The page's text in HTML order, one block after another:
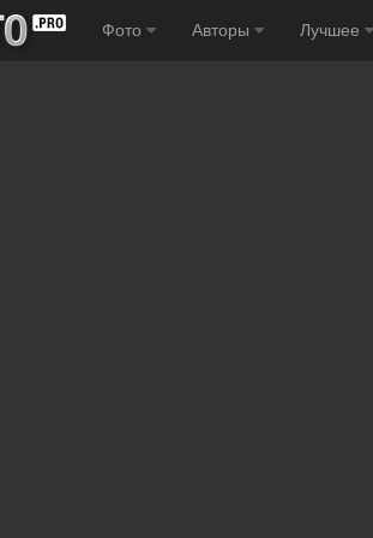
Фото Авторы Лучшее